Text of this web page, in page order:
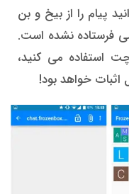
پیام را از بیخ و بن
فرستاده نشده است.
استفاده می کنید،
خواهد بود!